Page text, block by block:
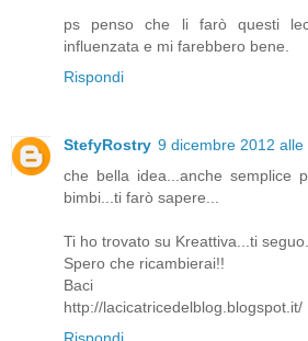
ps penso che li farò questi
influenzata e mi farebbero bene.
Rispondi
StefyRostry 9 dicembre 2012 alle
che bella idea...anche semplice
bimbi...ti farò sapere...
Ti ho trovato su Kreattiva...ti seguo..
Spero che ricambierai!!
Baci
http://lacicatricedelblog.blogspot.it/
Rispondi